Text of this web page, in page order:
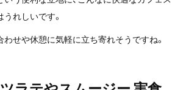
れしいです。
せや休憩に気軽に立ち寄れそうですね。